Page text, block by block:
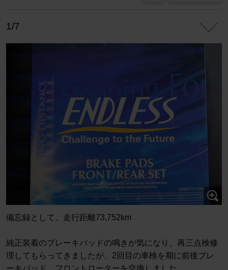
1/7
備忘録として。走行距離73,752km
純正装着のブレーキパッドの鳴きが気になり、再三点検修
理してもらってきましたが、2回目の車検を期に前後ブレ